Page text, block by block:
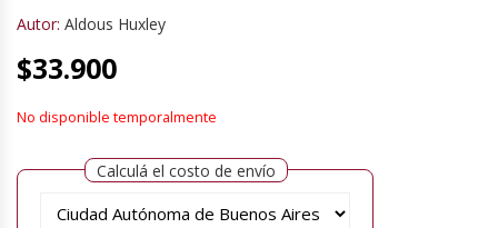
Autor: Aldous Huxley
$33.900
No disponible temporalmente
Calculá el costo de envío